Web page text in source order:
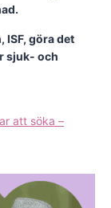
göra det
sjuk- och
att söka –